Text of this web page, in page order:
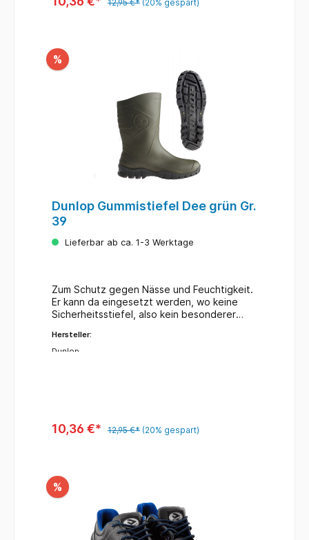
12,95 €* (20% gespart)
%
Dunlop Gummistiefel Dee grün Gr.
39
Lieferbar ab ca. 1-3 Werktage
Zum Schutz gegen Nässe und Feuchtigkeit.
Er kann da eingesetzt werden, wo keine
Sicherheitsstiefel, also kein besonderer
Freizeitstiefel. Farbe Schaft / Sohle: grün /
schwarz. Ohne Stahlkappe! Schafthöhe: ca.
Hersteller:
Dunlop
10,36 €* 12,95 €* (20% gespart)
%